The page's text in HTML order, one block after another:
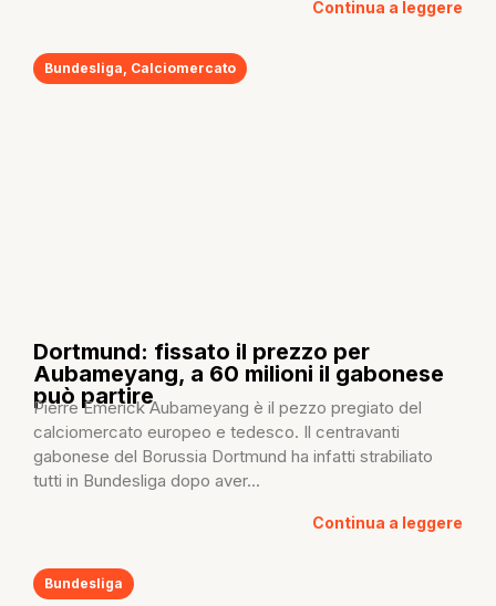
Continua a leggere
Bundesliga Calciomercato
Dortmund: fissato il prezzo per
Aubameyang, a 60 milioni il gabonese
può partire
Pierre Emerick Aubameyang è il pezzo pregiato del
calciomercato europeo e tedesco. Il centravanti
gabonese del Borussia Dortmund ha infatti strabiliato
tutti in Bundesliga dopo aver...
Continua a leggere
Bundesliga